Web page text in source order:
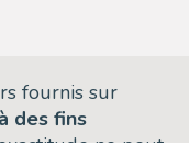
fournis sur
à des fins